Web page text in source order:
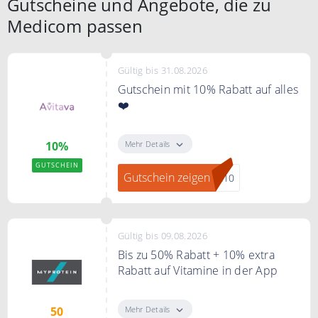
Bedingungen
-
Medicom passen
10%
GUTSCHEIN
Gültig bis 31.08.2026
Gutschein mit 10% Rabatt auf alles
❤️
Rabatt auf das gesamte Sortiment.
Mehr Details
Gutschein zeigen va10
50
Gültig bis 09.08.2026
Bis zu 50% Rabatt + 10% extra
Rabatt auf Vitamine in der App
Vitamine in der App
Mehr Details